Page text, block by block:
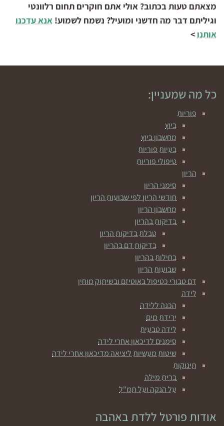
מצאתם טעות בכתוב? אולי אתם חוקרים תחום רלוונטי
וגיליתם דבר מה חדשני ומועיל? נשמח לשמוע! אנא עדכנו
אותנו >
כל מה שמעניין:
פוריות
ביוץ
מחשבון ביוץ
בעיות פוריות
טיפולי פוריות
הריון
סימני הריון
חודשי הריון לפי שבועות הריון
מחשבון הריון
בדיקות בהריון
טבלת בדיקות הריון
בדיקות דם בהריון
בחילות בהריון
שבועות הריון
דם טבורי כטיפול באוטיזם ובשיתוק מוחין
לידה
הכנה ללידה
ירידת מים
לידה טבעית
סימנים לדיכאון אחרי לידה
שיטות מעשיות ליציאה מדיכאון אחרי לידה
תינוקות
ברית מילה
על הנקה ועל תמ"ל
אודות פורטל ללדת באהבה